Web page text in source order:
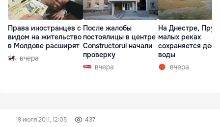
Права иностранцев с
видом на жительство
в Молдове расширят
вчера
После жалобы
постоялицы в центре
Constructorul начали
проверку
вчера
На Днестре,
малых реках
сохраняется
воды
вчера
19 июля 2011, 12:05 437